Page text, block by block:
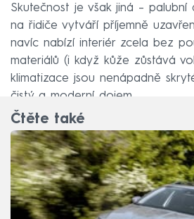
Skutečnost je však jiná – palubní
na řidiče vytváří příjemně
navíc nabízí interiér zcela bez
materiálů (i když kůže zůstává
klimatizace jsou nenápadně
čistý a moderní dojem.
Čtěte také